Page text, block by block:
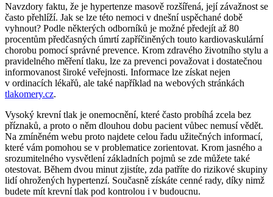
Navzdory faktu, že je hypertenze masově rozšířená, její závažnost se
často přehlíží. Jak se lze této nemoci v dnešní uspěchané době
vyhnout? Podle některých odborníků je možné předejít až 80
procentům předčasných úmrtí zapříčiněných touto kardiovaskulární
chorobu pomocí správné prevence. Krom zdravého životního stylu a
pravidelného měření tlaku, lze za prevenci považovat i dostatečnou
informovanost široké veřejnosti. Informace lze získat nejen
v ordinacích lékařů, ale také například na webových stránkách
tlakomery.cz.
Vysoký krevní tlak je onemocnění, které často probíhá zcela bez
příznaků, a proto o něm dlouhou dobu pacient vůbec nemusí vědět.
Na zmíněném webu proto najdete celou řadu užitečných informací,
které vám pomohou se v problematice zorientovat. Krom jasného a
srozumitelného vysvětlení základních pojmů se zde můžete také
otestovat. Během dvou minut zjistíte, zda patříte do rizikové skupiny
lidí ohrožených hypertenzí. Současně získáte cenné rady, díky nimž
budete mít krevní tlak pod kontrolou i v budoucnu.